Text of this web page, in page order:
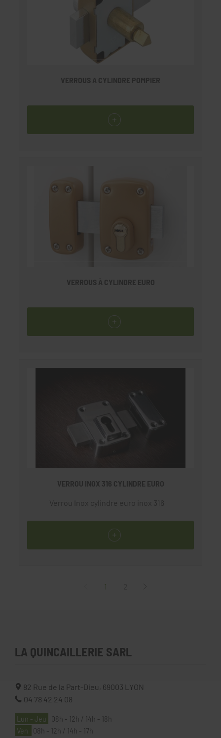
VERROUS A CYLINDRE POMPIER
VERROUS À CYLINDRE EURO
VERROU INOX 316 CYLINDRE EURO
Verrou Inox cylindre euro inox 316
1
LA QUINCAILLERIE SARL
82 Rue de la Part-Dieu, 69003
LYON
04 78 42 24 08
Lun - Jeu
08h - 12h / 14h - 18h
Ven
08h - 12h / 14h - 17h